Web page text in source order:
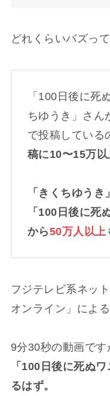
どれくらいバズっ
「100日後に死
ちゆうき」さん
で投稿している
稿に10〜15万以
「きくちゆう
「100日後に死
から50万人以上
フジテレビ系ネッ
オンライン」によ
9分30秒の動画です
「100日後に死ぬ
るはず。